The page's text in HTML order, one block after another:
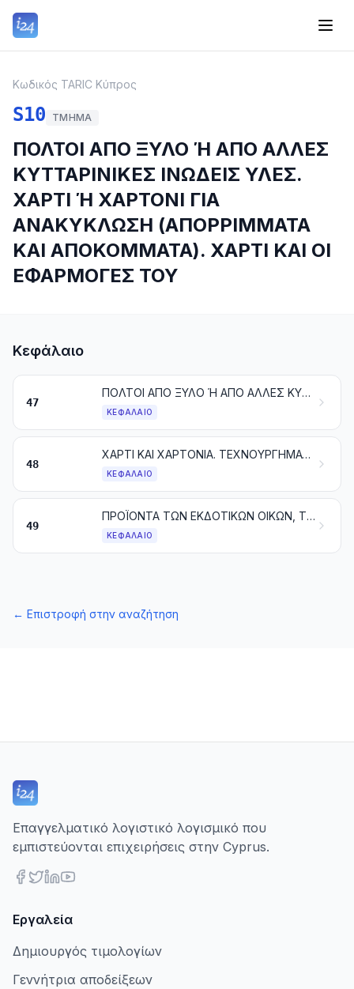
Κωδικός TARIC Κύπρος
S10 ΤΜΉΜΑ
ΠΟΛΤΟΙ ΑΠΟ ΞΥΛΟ Ή ΑΠΟ ΑΛΛΕΣ
ΚΥΤΤΑΡΙΝΙΚΕΣ ΙΝΩΔΕΙΣ ΥΛΕΣ.
ΧΑΡΤΙ Ή ΧΑΡΤΟΝΙ ΓΙΑ
ΑΝΑΚΥΚΛΩΣΗ (ΑΠΟΡΡΙΜΜΑΤΑ
ΚΑΙ ΑΠΟΚΟΜΜΑΤΑ). ΧΑΡΤΙ ΚΑΙ ΟΙ
ΕΦΑΡΜΟΓΕΣ ΤΟΥ
Κεφάλαιο
47
ΠΟΛΤΟΙ ΑΠΟ ΞΥΛΟ Ή ΑΠΟ ΑΛΛΕΣ ΚΥΤΤΑΡΙΝΙΚΕΣ ΙΝΩΔΕΙΣ ΥΛΕΣ. ΧΑΡΤΙ Ή ΧΑΡΤΟΝΙ ΓΙΑ ΑΝΑΚΥΚΛΩΣΗ (ΑΠΟΡΡΙΜΜΑΤΑ ΚΑΙ ΑΠΟΚΟΜΜΑΤΑ)
ΚΕΦΆΛΑΙΟ
48
ΧΑΡΤΙ ΚΑΙ ΧΑΡΤΟΝΙΑ. ΤΕΧΝΟΥΡΓΗΜΑΤΑ ΑΠΟ ΚΥΤΤΑΡΙΝΗ, ΧΑΡΤΙ Ή ΧΑΡΤΟΝΙ
ΚΕΦΆΛΑΙΟ
49
ΠΡΟΪΟΝΤΑ ΤΩΝ ΕΚΔΟΤΙΚΩΝ ΟΙΚΩΝ, ΤΟΥ ΤΥΠΟΥ Ή ΑΛΛΩΝ ΒΙΟΜΗΧΑΝΙΩΝ ΠΟΥ ΑΣΧΟΛΟΥΝΤΑΙ ΜΕ ΤΙΣ ΓΡΑΦΙΚΕΣ ΤΕΧΝΕΣ. ΚΕΙΜΕΝΑ ΧΕΙΡΟΓΡΑΦΑ Ή ΔΑΚΤΥΛΟΓΡΑΦΗΜΕΝΑ ΚΑΙ ΣΧΕΔΙΑ
ΚΕΦΆΛΑΙΟ
← Επιστροφή στην αναζήτηση
Επαγγελματικό λογιστικό λογισμικό που
εμπιστεύονται επιχειρήσεις στην Cyprus.
Εργαλεία
Δημιουργός τιμολογίων
Γεννήτρια αποδείξεων